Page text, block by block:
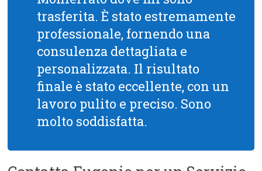
trasferita. È stato estremamente
professionale, fornendo una
consulenza dettagliata e
personalizzata. Il risultato
finale è stato eccellente, con un
lavoro pulito e preciso. Sono
molto soddisfatta.